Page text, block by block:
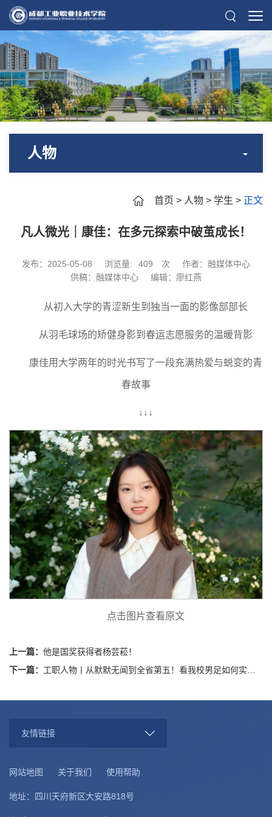
人物
首页 > 人物 > 学生 > 正文
凡人微光｜康佳：在多元探索中破茧成长！
发布：2025-05-08 浏览量: 409 次
作者：融媒体中心
供稿：融媒体中心
编辑：廖红燕
从初入大学的青涩新生到独当一面的影像部部长
从羽毛球场的矫健身影到春运志愿服务的温暖背影
康佳用大学两年的时光书写了一段充满热爱与蜕变的青
春故事
↓↓↓
点击图片查看原文
上一篇： 他是国奖获得者杨芸菘！
下一篇： 工职人物丨从默默无闻到全省第五！看我校男足如何实现逆袭！
友情链接
网站地图 关于我们 使用帮助
地址：四川天府新区大安路818号